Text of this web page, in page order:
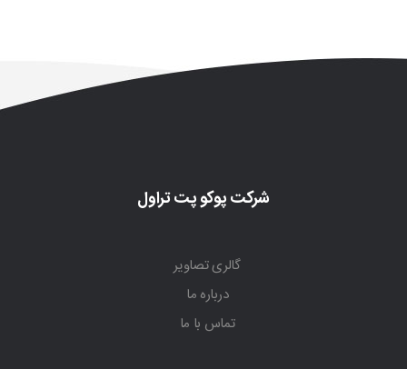
شرکت پوکو پت تراول
گالری تصاویر
درباره ما
تماس با ما